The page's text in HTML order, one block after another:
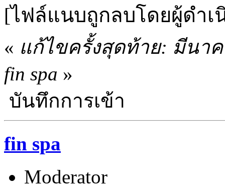
[ไฟล์แนบถูกลบโดยผู้ดำเ
« แก้ไขครั้งสุดท้าย: มีนาค
fin spa »
บันทึกการเข้า
fin spa
Moderator